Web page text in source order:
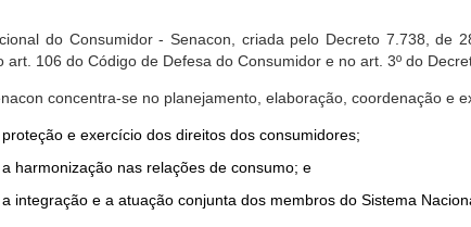
do Consumidor - Senacon, criada pelo Decreto 7.738,
art. 106 do Código de Defesa do Consumidor e no art. 3º do
concentra-se no planejamento, elaboração, coordenação e
e exercício dos direitos dos consumidores;
harmonização nas relações de consumo; e
integração e a atuação conjunta dos membros do Sistema